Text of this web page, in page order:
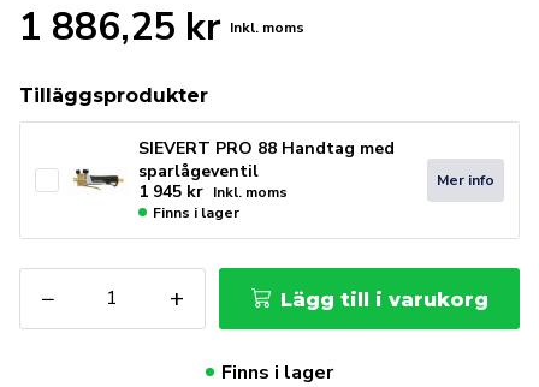
1 886,25 kr Inkl. moms
Tilläggsprodukter
SIEVERT PRO 88 Handtag med
sparlågeventil
1 945 kr Inkl. moms
Finns i lager
Mer info
−
Titaniumbrännare.
70mm.
+ Lägg till i varukorg
Finns i lager